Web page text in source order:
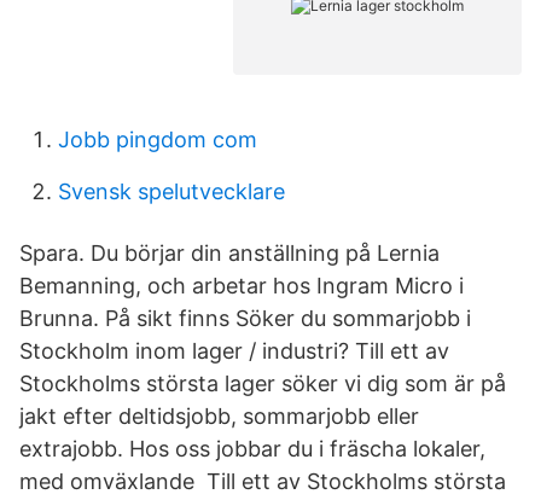
Jobb pingdom com
Svensk spelutvecklare
Spara. Du börjar din anställning på Lernia
Bemanning, och arbetar hos Ingram Micro i
Brunna. På sikt finns Söker du sommarjobb i
Stockholm inom lager / industri? Till ett av
Stockholms största lager söker vi dig som är på
jakt efter deltidsjobb, sommarjobb eller
extrajobb. Hos oss jobbar du i fräscha lokaler,
med omväxlande Till ett av Stockholms största